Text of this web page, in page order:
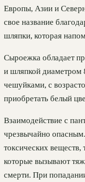
Европы, Азии и
свое название
шляпки, которая
Сыроежка обладает
и шляпкой
чешуйками, с
приобретать белый
Взаимодействие с
чрезвычайно
токсических веществ,
которые вызывают
смерти. При